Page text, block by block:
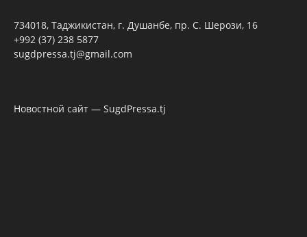
734018, Таджикистан, г. Душанбе, пр. С. Шерози, 16
+992 (37) 238 5877
sugdpressa.tj@gmail.com
Новостной сайт — SugdPressa.tj